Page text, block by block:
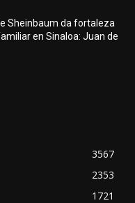
Sheinbaum da fortaleza
en Sinaloa: Juan de
3567
2353
1721